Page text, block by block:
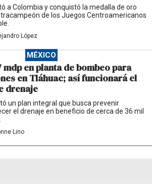
a Colombia y conquistó la medalla de oro
de los Juegos Centroamericanos
López
MÉXICO
mdp en planta de bombeo para
en Tláhuac; así funcionará el
drenaje
un plan integral que busca prevenir
el drenaje en beneficio de cerca de 36 mil
Lino